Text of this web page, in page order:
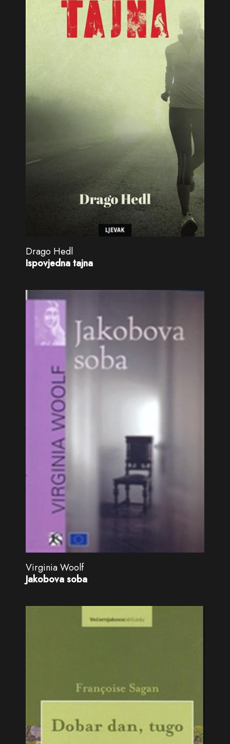
Drago Hedl
Ispovjedna tajna
Virginia Woolf
Jakobova soba